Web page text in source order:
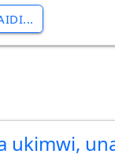
ukimwi,